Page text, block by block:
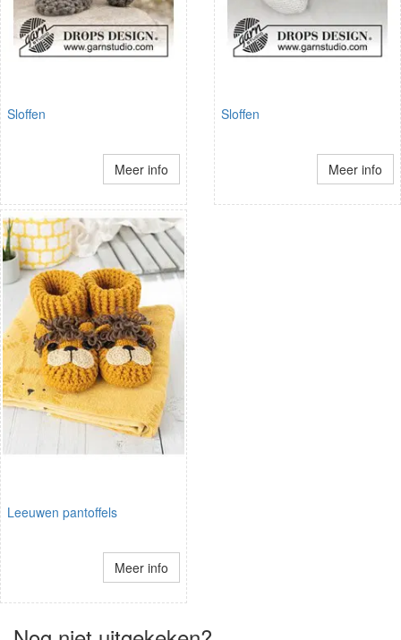
Sloffen
Meer info
Sloffen
Meer info
Leeuwen pantoffels
Meer info